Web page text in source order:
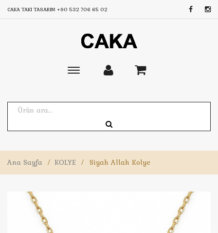
CAKA TAKI TASARIM +90 532 706 65 02
Toggle
Ana Sayfa / KOLYE / Siyah Allah Kolye